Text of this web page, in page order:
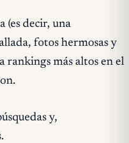
(es decir, una
fotos hermosas y
rankings más altos en el
y,